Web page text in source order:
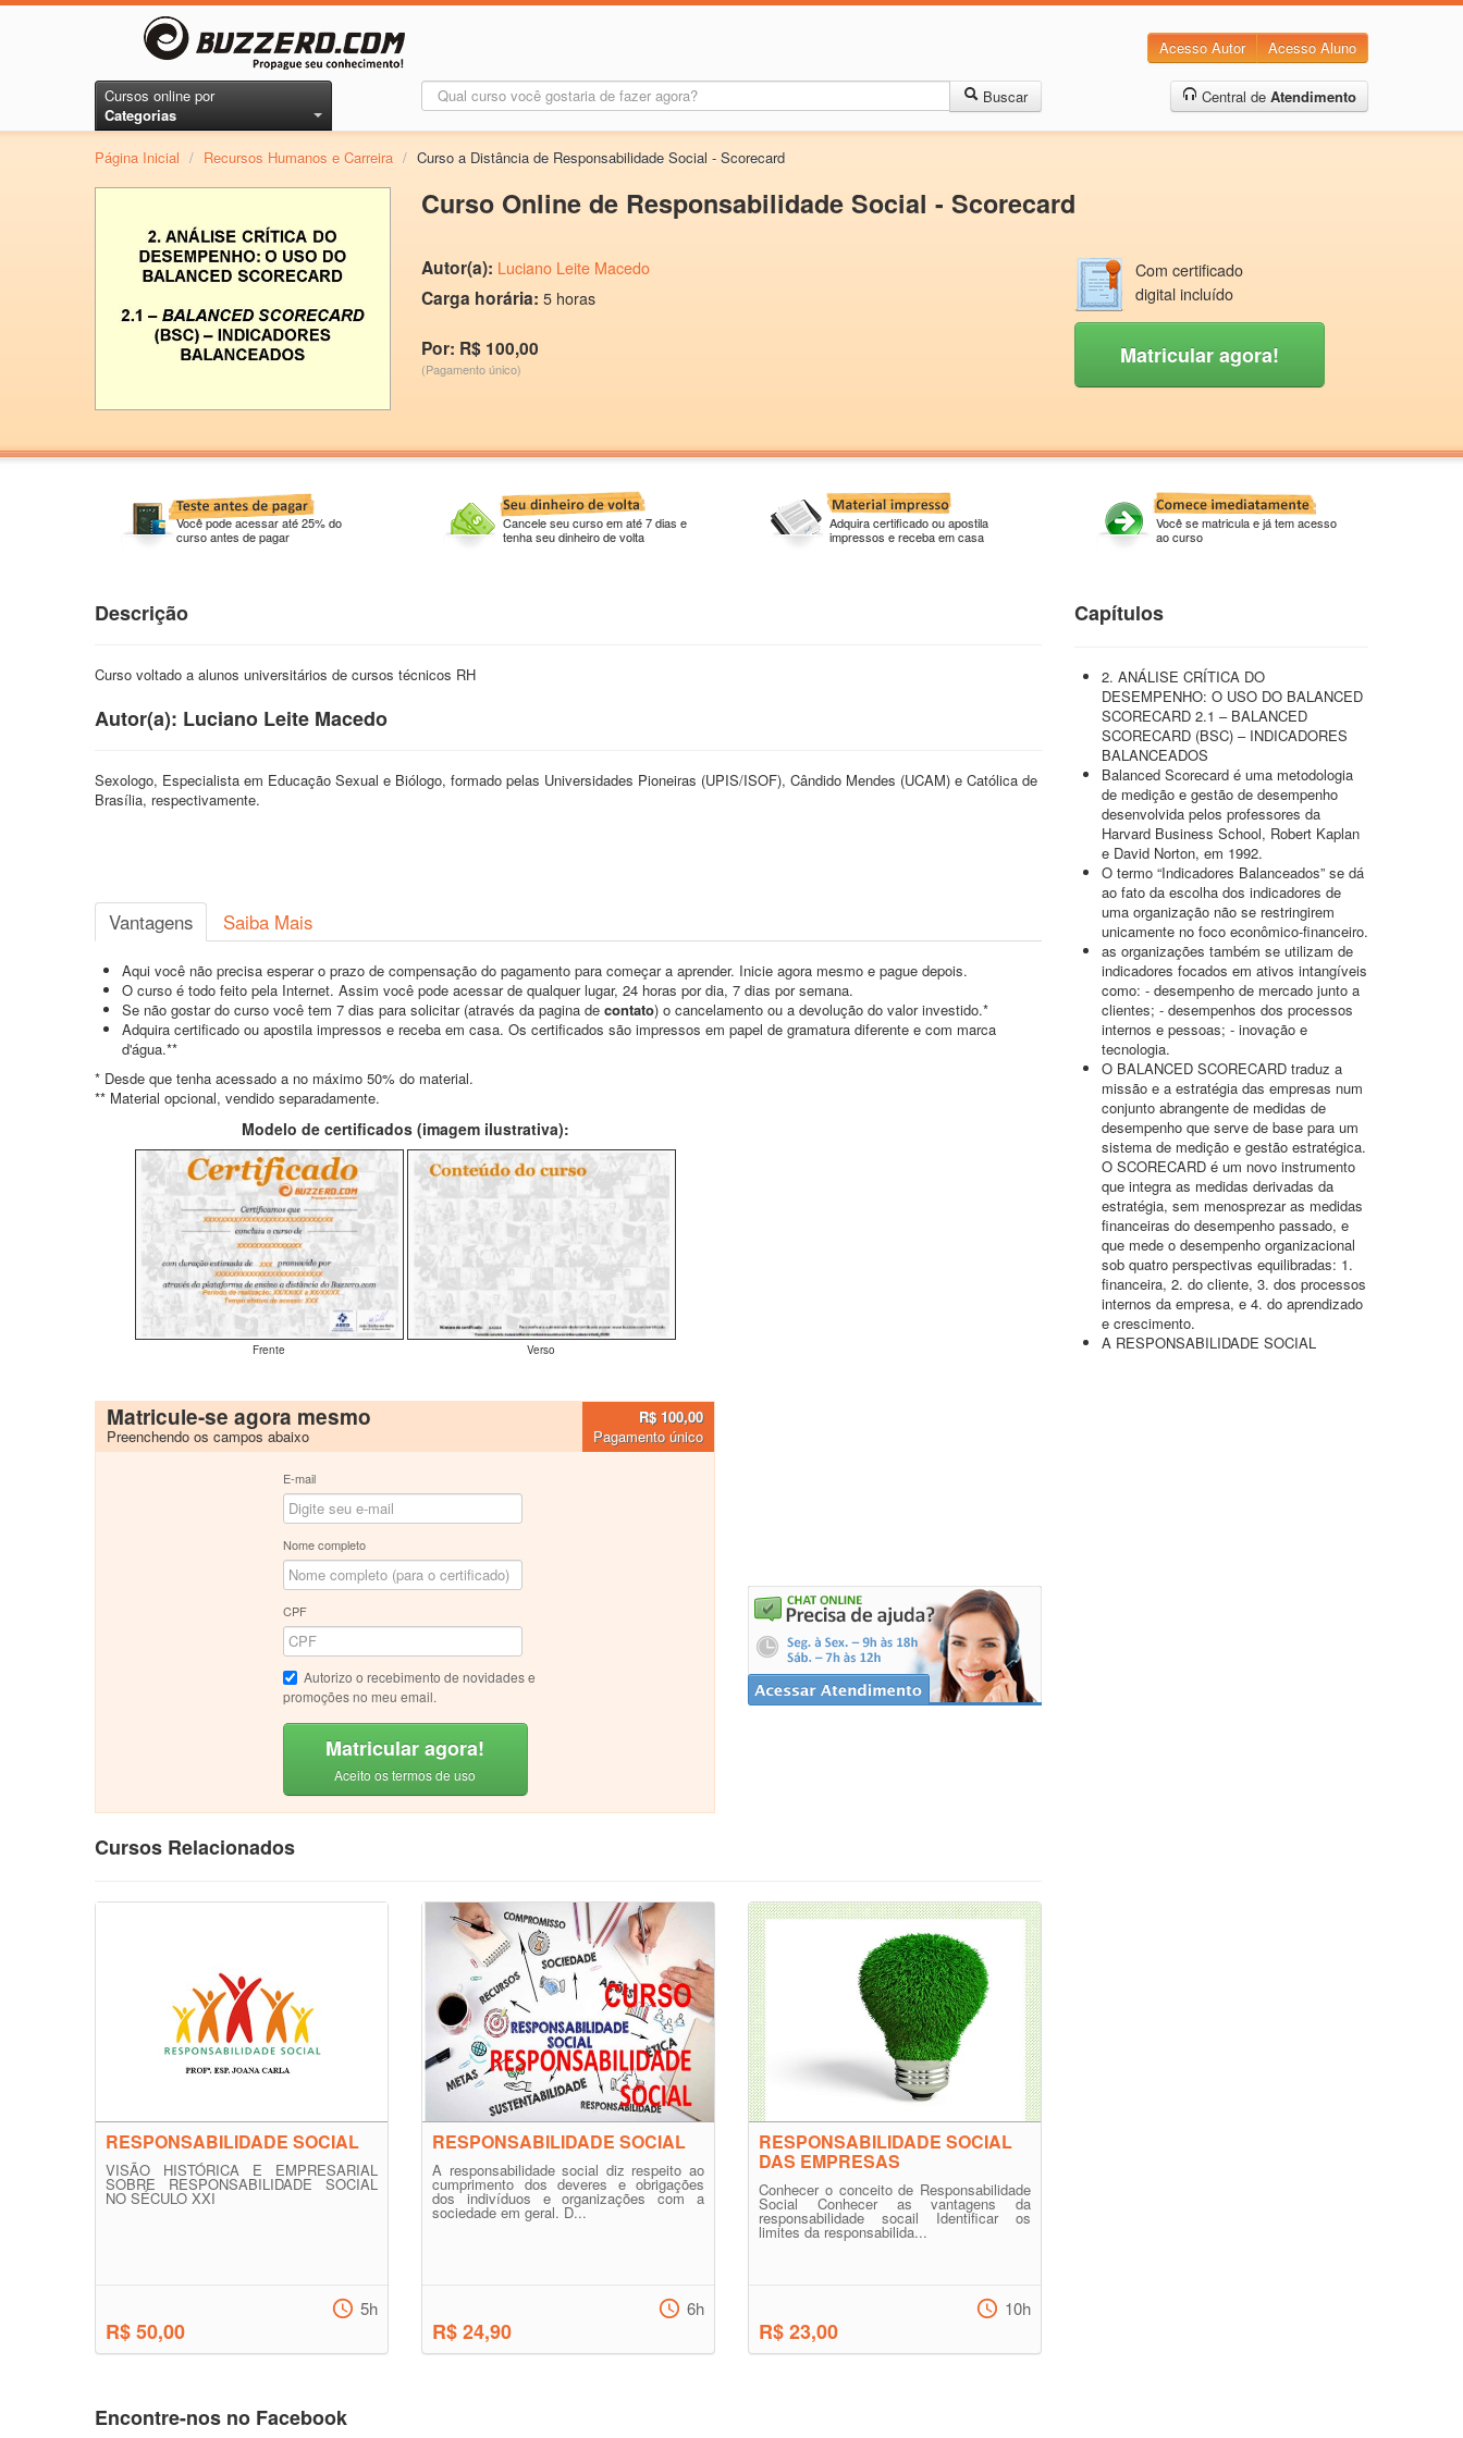
Acesso Autor Acesso Aluno
Cursos online por
Categorias
Buscar Central de Atendimento
Página Inicial / Recursos Humanos e Carreira / Curso a Distância de Responsabilidade Social - Scorecard
Curso Online de Responsabilidade Social - Scorecard
Autor(a): Luciano Leite Macedo
Carga horária: 5 horas
Por: R$ 100,00
(Pagamento único)
Com certificado
digital incluído
Matricular agora!
Você pode acessar até 25% do
curso antes de pagar
Cancele seu curso em até 7 dias e
tenha seu dinheiro de volta
Adquira certificado ou apostila
impressos e receba em casa
Você se matricula e já tem acesso
ao curso
Descrição
Curso voltado a alunos universitários de cursos técnicos RH
Autor(a): Luciano Leite Macedo
Sexologo, Especialista em Educação Sexual e Biólogo, formado pelas Universidades Pioneiras (UPIS/ISOF), Cândido Mendes (UCAM) e Católica de
Brasília, respectivamente.
Vantagens Saiba Mais
Aqui você não precisa esperar o prazo de compensação do pagamento para começar a aprender. Inicie agora mesmo e pague depois.
O curso é todo feito pela Internet. Assim você pode acessar de qualquer lugar, 24 horas por dia, 7 dias por semana.
Se não gostar do curso você tem 7 dias para solicitar (através da pagina de contato) o cancelamento ou a devolução do valor investido.*
Adquira certificado ou apostila impressos e receba em casa. Os certificados são impressos em papel de gramatura diferente e com marca
d'água.**
* Desde que tenha acessado a no máximo 50% do material.
** Material opcional, vendido separadamente.
Modelo de certificados (imagem ilustrativa):
Frente Verso
Matricule-se agora mesmo
Preenchendo os campos abaixo
R$ 100,00
Pagamento único
E-mail
Nome completo
CPF
Autorizo o recebimento de novidades e
promoções no meu email.
Matricular agora!
Aceito os termos de uso
Cursos Relacionados
RESPONSABILIDADE SOCIAL
VISÃO HISTÓRICA E EMPRESARIAL
SOBRE RESPONSABILIDADE SOCIAL
NO SÉCULO XXI
R$ 50,00
5h
RESPONSABILIDADE SOCIAL
A responsabilidade social diz respeito ao
cumprimento dos deveres e obrigações
dos indivíduos e organizações com a
sociedade em geral. D...
R$ 24,90
6h
RESPONSABILIDADE SOCIAL
DAS EMPRESAS
Conhecer o conceito de Responsabilidade
Social Conhecer as vantagens da
responsabilidade socail Identificar os
limites da responsabilida...
R$ 23,00
10h
Encontre-nos no Facebook
Capítulos
2. ANÁLISE CRÍTICA DO
DESEMPENHO: O USO DO BALANCED
SCORECARD 2.1 – BALANCED
SCORECARD (BSC) – INDICADORES
BALANCEADOS
Balanced Scorecard é uma metodologia
de medição e gestão de desempenho
desenvolvida pelos professores da
Harvard Business School, Robert Kaplan
e David Norton, em 1992.
O termo “Indicadores Balanceados” se dá
ao fato da escolha dos indicadores de
uma organização não se restringirem
unicamente no foco econômico-financeiro.
as organizações também se utilizam de
indicadores focados em ativos intangíveis
como: - desempenho de mercado junto a
clientes; - desempenhos dos processos
internos e pessoas; - inovação e
tecnologia.
O BALANCED SCORECARD traduz a
missão e a estratégia das empresas num
conjunto abrangente de medidas de
desempenho que serve de base para um
sistema de medição e gestão estratégica.
O SCORECARD é um novo instrumento
que integra as medidas derivadas da
estratégia, sem menosprezar as medidas
financeiras do desempenho passado, e
que mede o desempenho organizacional
sob quatro perspectivas equilibradas: 1.
financeira, 2. do cliente, 3. dos processos
internos da empresa, e 4. do aprendizado
e crescimento.
A RESPONSABILIDADE SOCIAL